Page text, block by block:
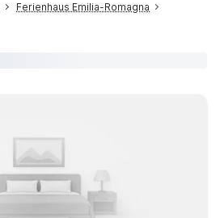
Ferienhaus Emilia-Romagna